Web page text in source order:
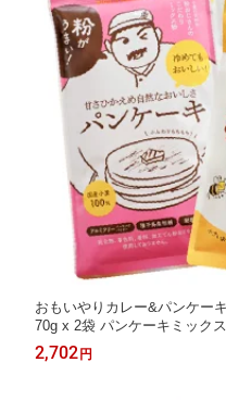
おもいやりカレー&パンケー
70g x 2袋 パンケーキミック
い回り カレールー 子供 カレ
油脂不使用 ホットケーキ メー
2,702 円